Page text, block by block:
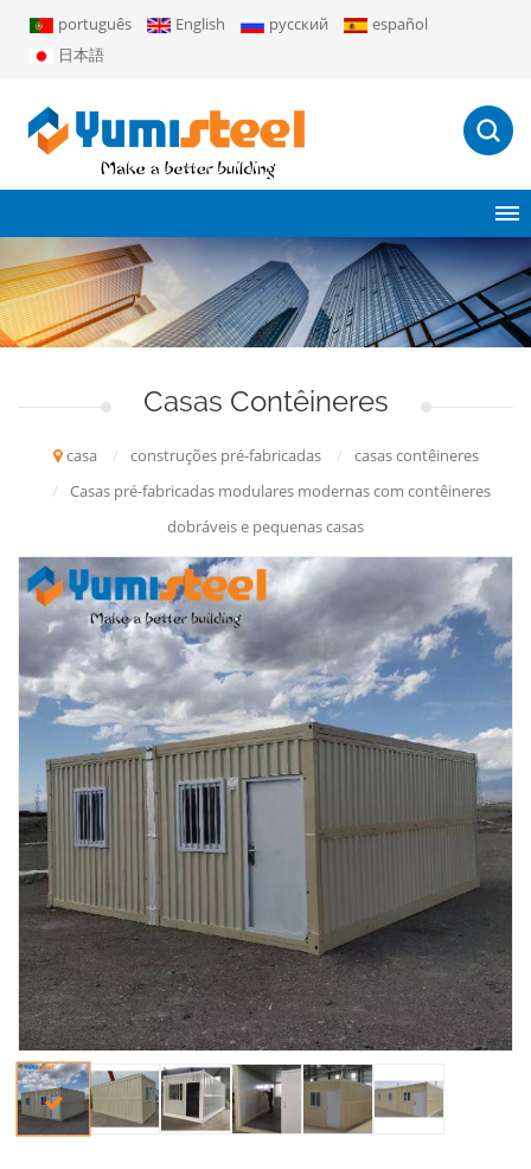
português English русский
español
日本語
Casas Contêineres
casa / construções pré-fabricadas /
casas contêineres
/
Casas pré-fabricadas modulares modernas com contêineres
dobráveis e pequenas casas